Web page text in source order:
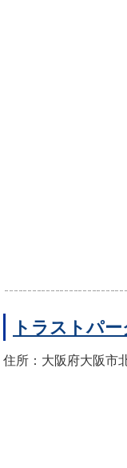
トラストパ
住所：大阪府大阪市